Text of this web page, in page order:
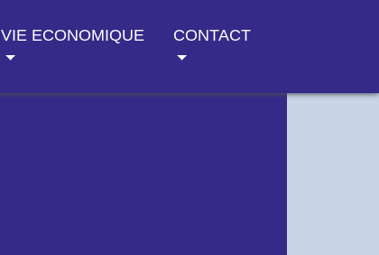
VIE ECONOMIQUE CONTACT